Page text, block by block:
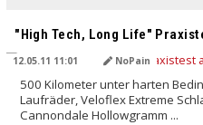
"High Tech, Long Life"
12.05.11 11:01 NoPain
500 Kilometer unter harten
Laufräder, Veloflex Extreme
Cannondale Hollowgramm ...